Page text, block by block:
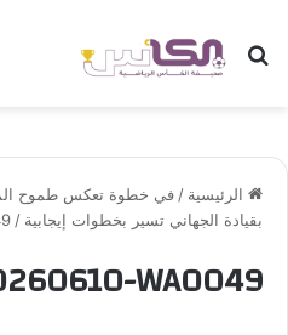
بحث عن
الرئيسية / في خطوة تعكس طموح
بقيادة الجهاني تسير بخطوات إيجابية /
WA0049